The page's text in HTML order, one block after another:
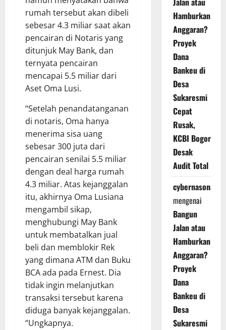
rumah tersebut akan dibeli
sebesar 4.3 miliar saat akan
pencairan di Notaris yang
ditunjuk May Bank, dan
ternyata pencairan
mencapai 5.5 miliar dari
Aset Oma Lusi.
“Setelah penandatanganan
di notaris, Oma hanya
menerima sisa uang
sebesar 300 juta dari
pencairan senilai 5.5 miliar
dengan deal harga rumah
4.3 miliar. Atas kejanggalan
itu, akhirnya Oma Lusiana
mengambil sikap,
menghubungi May Bank
untuk membatalkan jual
beli dan memblokir Rek
yang dimana ATM dan Buku
BCA ada pada Ernest. Dia
tidak ingin melanjutkan
transaksi tersebut karena
diduga banyak kejanggalan.
“Ungkapnya.
Hamburkan
Anggaran?
Proyek
Dana
Bankeu di
Desa
Sukaresmi
Cepat
Rusak,
KCBI Bogor
Desak
Audit Total
cybernasonal
mengenai
Bangun
Jalan atau
Hamburkan
Anggaran?
Proyek
Dana
Bankeu di
Desa
Sukaresmi